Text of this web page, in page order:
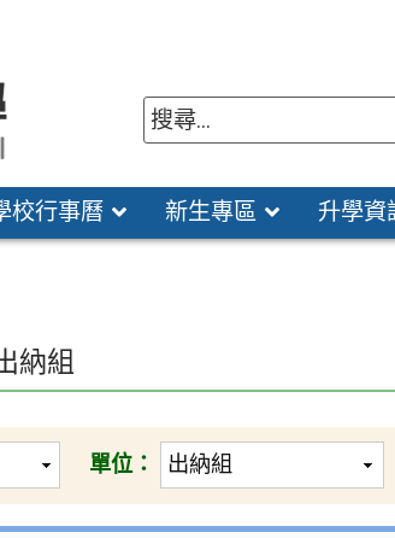
校行事曆 新生專區 升學資
納組
單位：